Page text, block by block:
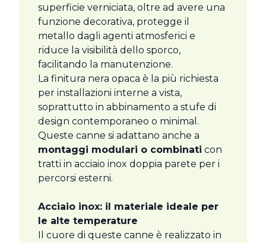
superficie verniciata, oltre ad avere una
funzione decorativa, protegge il
metallo dagli agenti atmosferici e
riduce la visibilità dello sporco,
facilitando la manutenzione.
La finitura nera opaca è la più richiesta
per installazioni interne a vista,
soprattutto in abbinamento a stufe di
design contemporaneo o minimal.
Queste canne si adattano anche a
montaggi modulari o combinati con
tratti in acciaio inox doppia parete per i
percorsi esterni.
Acciaio inox: il materiale ideale per
le alte temperature
Il cuore di queste canne è realizzato in